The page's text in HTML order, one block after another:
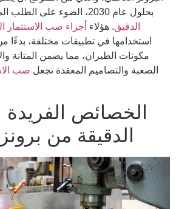
بحلول عام 2030، الضوء على الطلب المتزايد على
الدقيق. هؤلاء أجزاء صب الاستثمار
استخدامها في تطبيقات مختلفة، بدءًا
مكونات الطيران، مما يضمن المتانة
الصعبة والتصاميم المعقدة تجعل صب
الخصائص
الدقيقة من